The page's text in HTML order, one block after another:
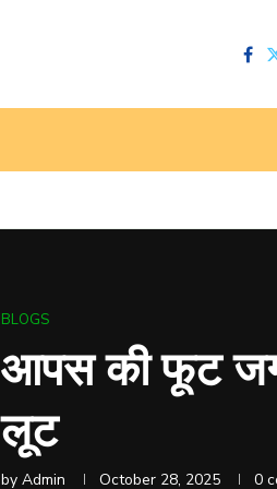
BLOGS
आपस की फूट
लूट
by Admin October 28, 2025 0